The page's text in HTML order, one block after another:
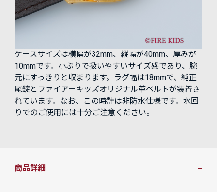
ケースサイズは横幅が32mm、縦幅が40mm、厚みが
10mmです。小ぶりで扱いやすいサイズ感であり、腕
元にすっきりと収まります。ラグ幅は18mmで、純正
尾錠とファイアーキッズオリジナル革ベルトが装着さ
れています。なお、この時計は非防水仕様です。水回
りでのご使用には十分ご注意ください。
商品詳細